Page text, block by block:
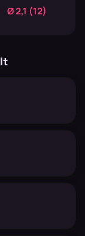
Ø 2,1 (12)